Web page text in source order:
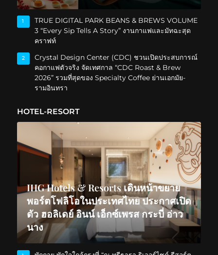
1
TRUE DIGITAL PARK BEANS & BREWS VOLUME
3 “Every Sip Tells A Story” งานกาแฟและมัทฉะสุด
คราฟท์
2
Crystal Design Center (CDC) ชวนเปิดประสบการณ์
คอกาแฟตัวจริง จัดเทศกาล “CDC Roast & Brew
2026” รวมที่สุดของ Specialty Coffee ย่านเอกมัย-
รามอินทรา
HOTEL-RESORT
IHG Hotels & Resorts เดินหน้าขยาย
พอร์ตโฟลิโอในประเทศไทย ประกาศเปิด
ตัว ฮอลิเดย์ อินน์ เอ็กซ์เพรส กระบี่ อ่าว
นาง